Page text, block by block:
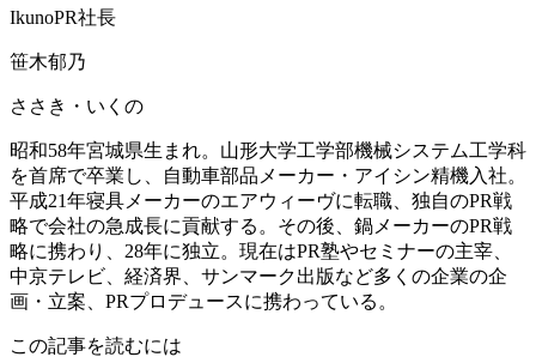
IkunoPR社長
笹木郁乃
ささき・いくの
昭和58年宮城県生まれ。山形大学工学部機械システム工学科
を首席で卒業し、自動車部品メーカー・アイシン精機入社。
平成21年寝具メーカーのエアウィーヴに転職、独自のPR戦
略で会社の急成長に貢献する。その後、鍋メーカーのPR戦
略に携わり、28年に独立。現在はPR塾やセミナーの主宰、
中京テレビ、経済界、サンマーク出版など多くの企業の企
画・立案、PRプロデュースに携わっている。
この記事を読むには